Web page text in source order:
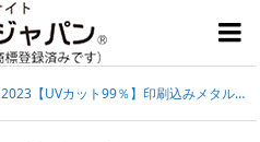

2023【UVカット99％】印刷込みメタルサングラス グラデーションレンズ（HB12080）NSC